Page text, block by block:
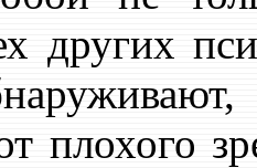
других
плохого